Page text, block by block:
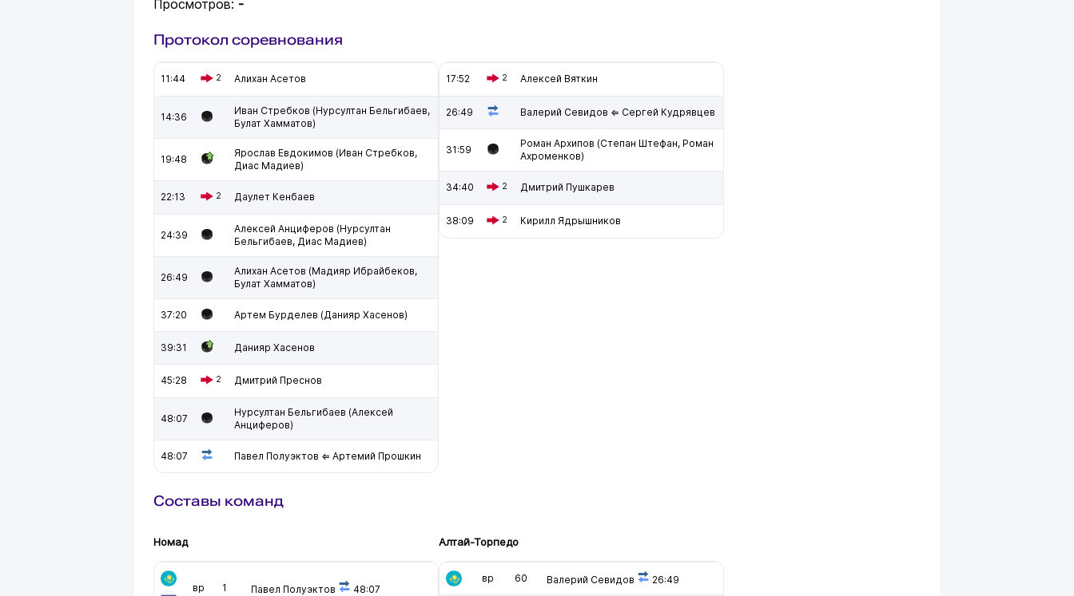
Просмотров: -
Протокол соревнования
11:44 2 Алихан Асетов
14:36
Иван Стребков (Нурсултан Бельгибаев,
Булат Хамматов)
19:48
Ярослав Евдокимов (Иван Стребков,
Диас Мадиев)
22:13 2 Даулет Кенбаев
24:39
Алексей Анциферов (Нурсултан
Бельгибаев, Диас Мадиев)
26:49
Алихан Асетов (Мадияр Ибрайбеков,
Булат Хамматов)
37:20 Артем Бурделев (Данияр Хасенов)
39:31 Данияр Хасенов
45:28 2 Дмитрий Преснов
48:07
Нурсултан Бельгибаев (Алексей
Анциферов)
48:07 Павел Полуэктов ⇐ Артемий Прошкин
17:52 2 Алексей Вяткин
26:49 Валерий Севидов ⇐ Сергей Кудрявцев
31:59
Роман Архипов (Степан Штефан, Роман
Ахроменков)
34:40 2 Дмитрий Пушкарев
38:09 2 Кирилл Ядрышников
Составы команд
Номад
вр 1 Павел Полуэктов 48:07
Алтай-Торпедо
вр 60 Валерий Севидов 26:49